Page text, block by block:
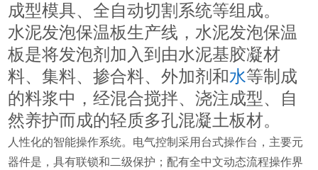
成型模具、全自动切割系统等组成。
水泥发泡保温板生产线，水泥发泡保温
板是将发泡剂加入到由水泥基胶凝材
料、集料、掺合料、外加剂和水等制成
的料浆中，经混合搅拌、浇注成型、自
然养护而成的轻质多孔混凝土板材。
人性化的智能操作系统。电气控制采用台式操作台，主要元
器件是，具有联锁和二级保护；配有全中文动态流程操作界